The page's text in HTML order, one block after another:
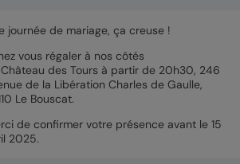
journée de mariage, ça creuse !
vous régaler à nos côtés
des Tours à partir de 20h30, 246
de la Libération Charles de Gaulle,
Le Bouscat.
de confirmer votre présence avant le 15
2025.